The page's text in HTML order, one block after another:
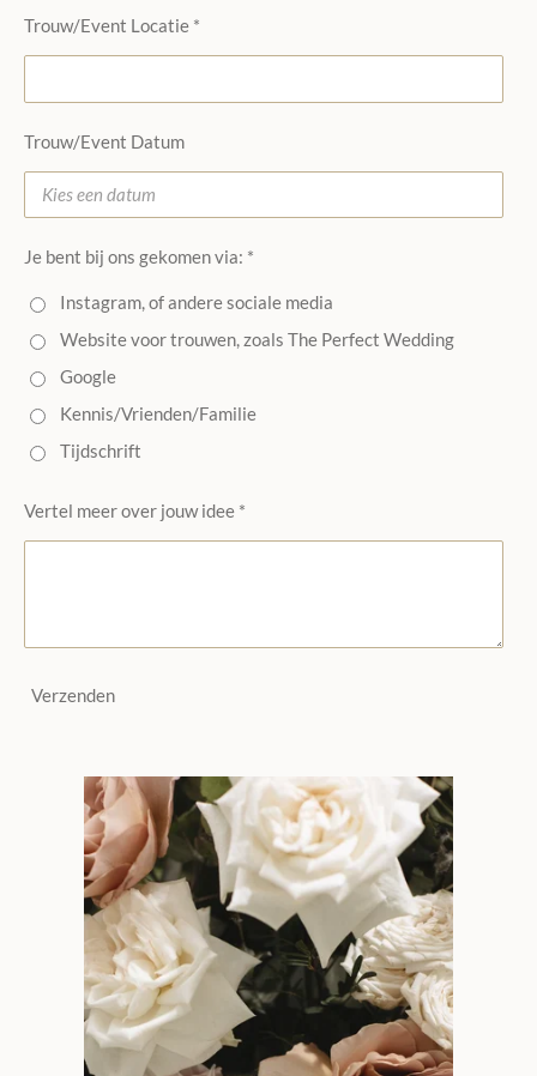
Trouw/Event Locatie *
Trouw/Event Datum
Je bent bij ons gekomen via: *
Instagram, of andere sociale media
Website voor trouwen, zoals The Perfect Wedding
Google
Kennis/Vrienden/Familie
Tijdschrift
Vertel meer over jouw idee *
Verzenden